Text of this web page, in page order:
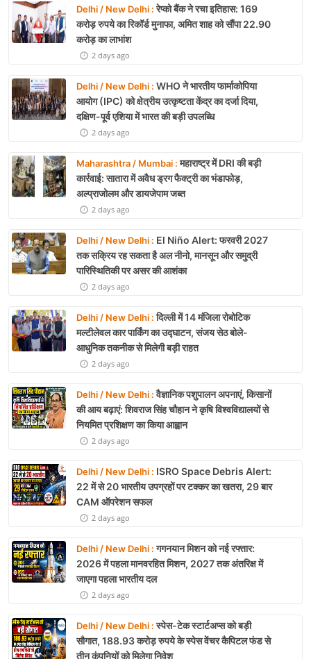
Delhi / New Delhi :रेप्को बैंक ने रचा इतिहास: 169
करोड़ रुपये का रिकॉर्ड मुनाफा, अमित शाह को सौंपा 22.90
करोड़ का लाभांश
2 days ago
Delhi / New Delhi : WHO ने भारतीय फार्माकोपिया
आयोग (IPC) को क्षेत्रीय उत्कृष्टता केंद्र का दर्जा दिया,
दक्षिण-पूर्व एशिया में भारत की बड़ी उपलब्धि
2 days ago
Maharashtra / Mumbai :महाराष्ट्र में DRI की बड़ी
कार्रवाई: सातारा में अवैध ड्रग फैक्ट्री का भंडाफोड़,
अल्प्राजोलम और डायजेपाम जब्त
2 days ago
Delhi / New Delhi : El Niño Alert: फरवरी 2027
तक सक्रिय रह सकता है अल नीनो, मानसून और समुद्री
पारिस्थितिकी पर असर की आशंका
2 days ago
Delhi / New Delhi :दिल्ली में 14 मंजिला रोबोटिक
मल्टीलेवल कार पार्किंग का उद्घाटन, संजय सेठ बोले-
आधुनिक तकनीक से मिलेगी बड़ी राहत
2 days ago
Delhi / New Delhi :वैज्ञानिक पशुपालन अपनाएं, किसानों
की आय बढ़ाएं: शिवराज सिंह चौहान ने कृषि विश्वविद्यालयों से
नियमित प्रशिक्षण का किया आह्वान
2 days ago
Delhi / New Delhi : ISRO Space Debris Alert:
22 में से 20 भारतीय उपग्रहों पर टक्कर का खतरा, 29 बार
CAM ऑपरेशन सफल
2 days ago
Delhi / New Delhi :गगनयान मिशन को नई रफ्तार:
2026 में पहला मानवरहित मिशन, 2027 तक अंतरिक्ष में
जाएगा पहला भारतीय दल
2 days ago
Delhi / New Delhi :स्पेस-टेक स्टार्टअप्स को बड़ी
सौगात, 188.93 करोड़ रुपये के स्पेस वेंचर कैपिटल फंड से
तीन कंपनियों को मिलेगा निवेश